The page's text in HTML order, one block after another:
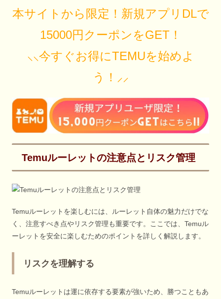
本サイトから限定！新規アプリDLで
15000円クーポンをGET！
⸜⸜今すぐお得にTEMUを始めよ
う！⸝⸝
Temuルーレットの注意点とリスク管理
Temuルーレットを楽しむには、ルーレット自体の魅力だけでな
く、注意すべき点やリスク管理も重要です。ここでは、Temuル
ーレットを安全に楽しむためのポイントを詳しく解説します。
リスクを理解する
Temuルーレットは運に依存する要素が強いため、勝つこともあ